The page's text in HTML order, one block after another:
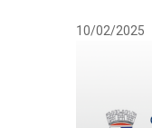
10/02/2025